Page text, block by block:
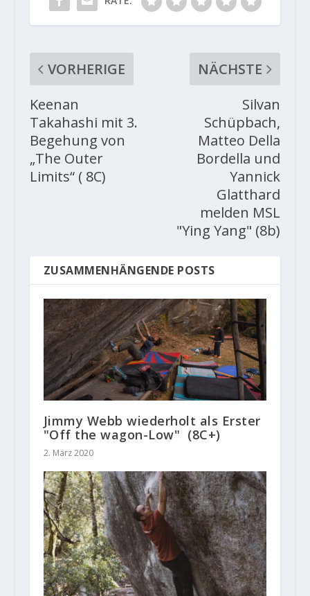
VORHERIGE
Keenan
Takahashi mit 3.
Begehung von
„The Outer
Limits“ ( 8C)
NÄCHSTE
Silvan
Schüpbach,
Matteo Della
Bordella und
Yannick
Glatthard
melden MSL
"Ying Yang" (8b)
ZUSAMMENHÄNGENDE POSTS
Jimmy Webb wiederholt als Erster
"Off the wagon-Low" (8C+)
2. März 2020